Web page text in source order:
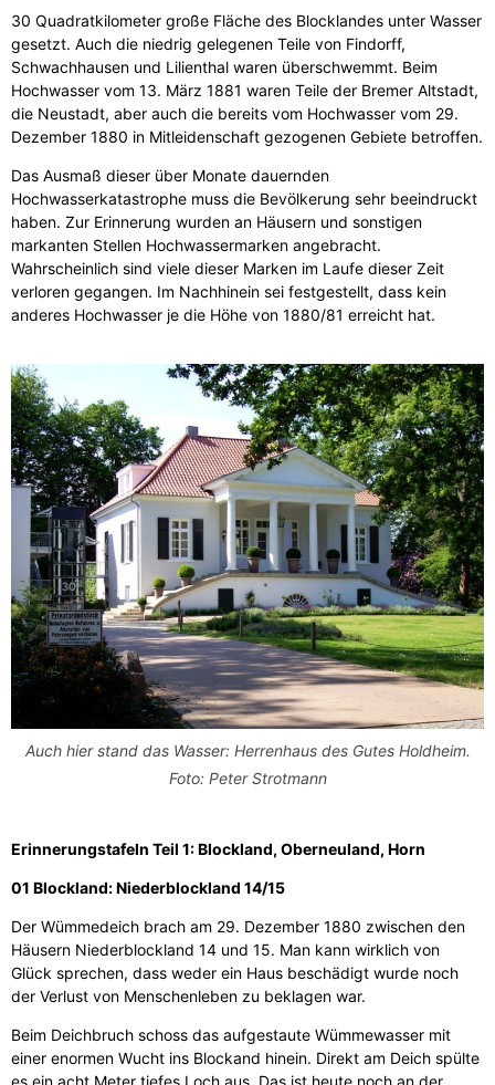
30 Quadratkilometer große Fläche des Blocklandes unter Wasser
gesetzt. Auch die niedrig gelegenen Teile von Findorff,
Schwachhausen und Lilienthal waren überschwemmt. Beim
Hochwasser vom 13. März 1881 waren Teile der Bremer Altstadt,
die Neustadt, aber auch die bereits vom Hochwasser vom 29.
Dezember 1880 in Mitleidenschaft gezogenen Gebiete betroffen.
Das Ausmaß dieser über Monate dauernden
Hochwasserkatastrophe muss die Bevölkerung sehr beeindruckt
haben. Zur Erinnerung wurden an Häusern und sonstigen
markanten Stellen Hochwassermarken angebracht.
Wahrscheinlich sind viele dieser Marken im Laufe dieser Zeit
verloren gegangen. Im Nachhinein sei festgestellt, dass kein
anderes Hochwasser je die Höhe von 1880/81 erreicht hat.
Auch hier stand das Wasser: Herrenhaus des Gutes Holdheim.
Foto: Peter Strotmann
Erinnerungstafeln Teil 1: Blockland, Oberneuland, Horn
01 Blockland: Niederblockland 14/15
Der Wümmedeich brach am 29. Dezember 1880 zwischen den
Häusern Niederblockland 14 und 15. Man kann wirklich von
Glück sprechen, dass weder ein Haus beschädigt wurde noch
der Verlust von Menschenleben zu beklagen war.
Beim Deichbruch schoss das aufgestaute Wümmewasser mit
einer enormen Wucht ins Blockand hinein. Direkt am Deich spülte
es ein acht Meter tiefes Loch aus. Das ist heute noch an der